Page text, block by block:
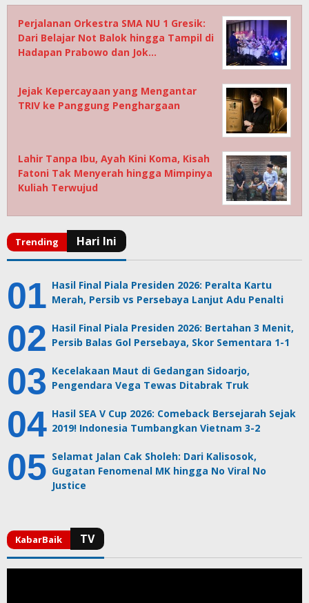
Perjalanan Orkestra SMA NU 1 Gresik:
Dari Belajar Not Balok hingga Tampil di
Hadapan Prabowo dan Jok…
Jejak Kepercayaan yang Mengantar
TRIV ke Panggung Penghargaan
Lahir Tanpa Ibu, Ayah Kini Koma, Kisah
Fatoni Tak Menyerah hingga Mimpinya
Kuliah Terwujud
Hasil Final Piala Presiden 2026: Peralta Kartu
Merah, Persib vs Persebaya Lanjut Adu Penalti
Hasil Final Piala Presiden 2026: Bertahan 3 Menit,
Persib Balas Gol Persebaya, Skor Sementara 1-1
Kecelakaan Maut di Gedangan Sidoarjo,
Pengendara Vega Tewas Ditabrak Truk
Hasil SEA V Cup 2026: Comeback Bersejarah Sejak
2019! Indonesia Tumbangkan Vietnam 3-2
Selamat Jalan Cak Sholeh: Dari Kalisosok,
Gugatan Fenomenal MK hingga No Viral No
Justice